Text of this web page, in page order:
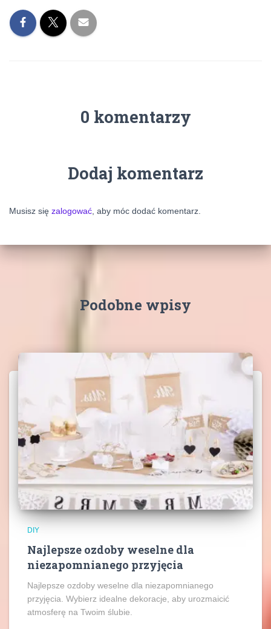
0 komentarzy
Dodaj komentarz
Musisz się zalogować , aby móc dodać komentarz.
Podobne wpisy
DIY
Najlepsze ozdoby weselne dla
niezapomnianego przyjęcia
Najlepsze ozdoby weselne dla niezapomnianego
przyjęcia. Wybierz idealne dekoracje, aby urozmaicić
atmosferę na Twoim ślubie.